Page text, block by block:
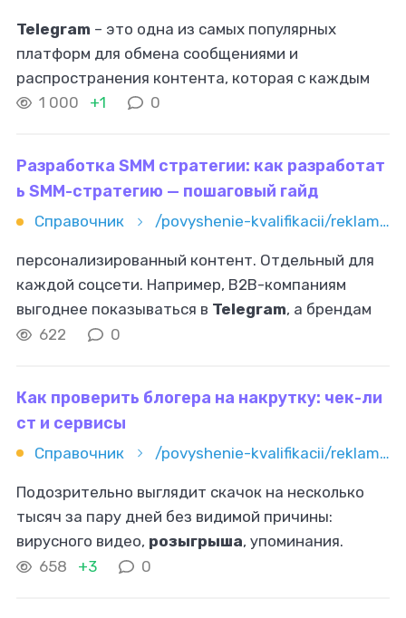
Telegram – это одна из самых популярных
платформ для обмена сообщениями и
распространения контента, которая с каждым
годом набирает обороты. В 2024 году
1 000 +1 0
Разработка SMM стратегии: как разработат
ь SMM-стратегию — пошаговый гайд
Справочник /povyshenie-kvalifikacii/reklama-i-marketing/smm/kak-razrabotat-smm-strategiyu-poshagovyy-gayd
персонализированный контент. Отдельный для
каждой соцсети. Например, B2B-компаниям
выгоднее показываться в Telegram, а брендам
одежды – Instagram и TikTok. Четкое выявление
622 0
Как проверить блогера на накрутку: чек-ли
ст и сервисы
Справочник /povyshenie-kvalifikacii/reklama-i-marketing/influence-marketing/kak-proverit-blogera-na-nakrutku-chek-list-i-servisy
Подозрительно выглядит скачок на несколько
тысяч за пару дней без видимой причины:
вирусного видео, розыгрыша, упоминания.
Важный момент: рост не всегда плохой. В нишах
658 +3 0